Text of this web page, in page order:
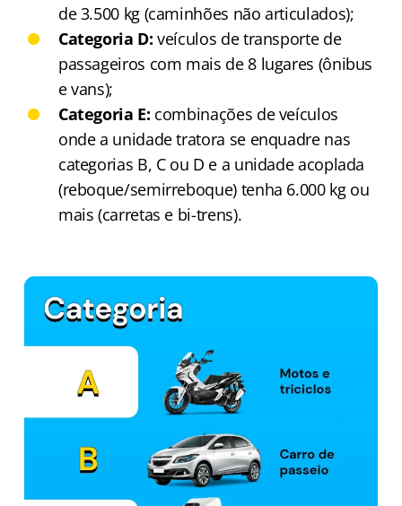
de 3.500 kg (caminhões não articulados);
Categoria D: veículos de transporte de
passageiros com mais de 8 lugares (ônibus
e vans);
Categoria E: combinações de veículos
onde a unidade tratora se enquadre nas
categorias B, C ou D e a unidade acoplada
(reboque/semirreboque) tenha 6.000 kg ou
mais (carretas e bi-trens).